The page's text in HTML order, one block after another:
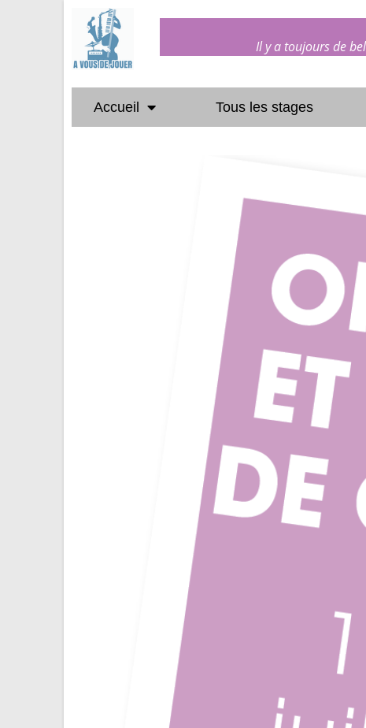
Il y a toujours de
Accueil Tous les stages